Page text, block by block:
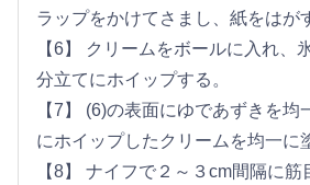
ラップをかけてさまし、紙をはが
【6】 クリームをボールに入れ、
分立てにホイップする。
【7】 (6)の表面にゆであずきを均
にホイップしたクリームを均一に
【8】 ナイフで２～３cm間隔に